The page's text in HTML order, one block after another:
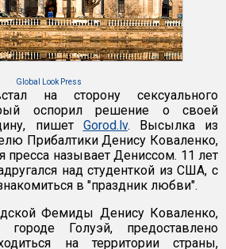
Global Look Press
на сторону сексуального
оспорил решение о своей
пишет Gorod.lv. Высылка из
Прибалтики Денису Коваленко,
пресса называет Дениссом. 11 лет
над студенткой из США, с
в "праздник любви".
Фемиды Денису Коваленко,
Голуэй, предоставлено
на территории страны,